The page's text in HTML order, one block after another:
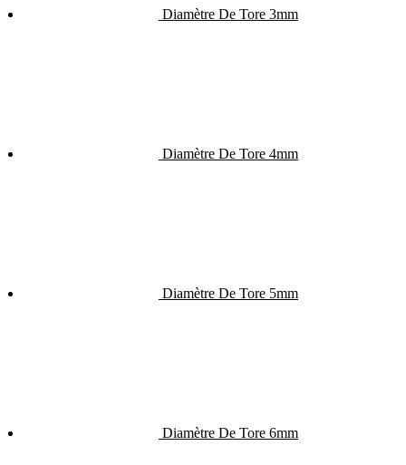
Diamètre De Tore 3mm
Diamètre De Tore 4mm
Diamètre De Tore 5mm
Diamètre De Tore 6mm